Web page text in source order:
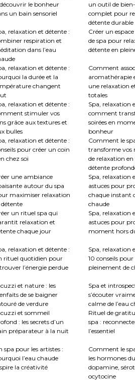
le bonheur
un bain sensoriel
un outil de
complet pour
détente durable
relaxation et détente :
respiration et
dans l’eau
Créer un
de spa pour
détente en
relaxation et détente :
la durée et la
changent
Comment
aromathérapie
une relaxation
totales
relaxation et détente :
stimuler vos
grâce aux textures et
bulles
Spa, relaxation
comment
soirées en
bonheur
relaxation et détente :
pour créer un coin
chez soi
Comment le
transforme vos
de relaxation en
détente
une ambiance
autour du spa
maximiser relaxation
Spa, relaxation
astuces pour
chaque instant
chaude
un rituel spa qui
relaxation et
chaque jour
Spa, relaxation
astuces pour
moment hors
relaxation et détente :
rituel quotidien pour
l’énergie perdue
Spa, relaxation
10 conseils
pleinement de
et nature : les
de se baigner
de verdure
Spa et
s’écouter
calme de l’eau
et sommeil
: les secrets d’un
préparateur à la nuit
Rituel de
spa :
l’essentiel
spa pour les artistes :
l’eau chaude
la créativité
Comment le
les hormones
dopamine,
ocytocine